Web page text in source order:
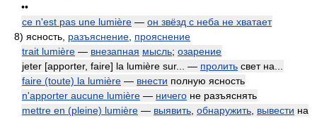
••
ce n'est pas une lumière — он звёзд с неба не хватает
8) ясность, разъяснение прояснение
trait lumière — внезапная мысль; озарение
jeter [apporter, faire] la lumière sur... — пролить свет на...
faire (toute) la lumière — внести полную ясность
n'apporter aucune lumière — ничего не разъяснять
mettre en (pleine) lumière — выявить обнаружить вывести на